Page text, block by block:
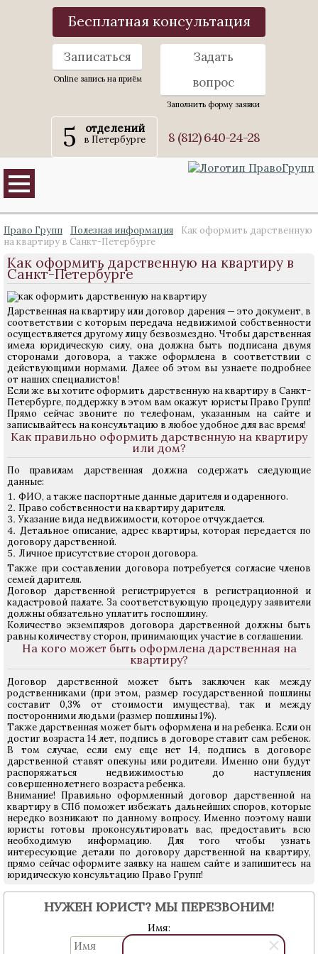
Бесплатная консультация
Записаться
Online запись на приём
Задать
вопрос
Заполнить форму заявки
5 отделений
в Петербурге 8 (812) 640-24-28
Право Групп Полезная информация
Как оформить дарственную
на квартиру в Санкт-Петербурге
Как оформить дарственную на квартиру в
Санкт-Петербурге
Дарственная на квартиру или договор дарения — это документ, в
соответствии с которым передача недвижимой собственности
осуществляется другому лицу безвозмездно. Чтобы дарственная
имела юридическую силу, она должна быть подписана двумя
сторонами договора, а также оформлена в соответствии с
действующими нормами. Далее об этом вы узнаете подробнее
от наших специалистов!
Если же вы хотите оформить дарственную на квартиру в Санкт-
Петербурге, поддержку в этом вам окажут юристы Право Групп!
Прямо сейчас звоните по телефонам, указанным на сайте и
записывайтесь на консультацию в любое удобное для вас время!
Как правильно оформить дарственную на квартиру
или дом?
По правилам дарственная должна содержать следующие
данные:
ФИО, а также паспортные данные дарителя и одаренного.
Право собственности на квартиру дарителя.
Указание вида недвижимости, которое отчуждается.
Детальное описание, адрес квартиры, которая передается по
договору дарственной.
Личное присутствие сторон договора.
Также при составлении договора потребуется согласие членов
семей дарителя.
Договор дарственной регистрируется в регистрационной и
кадастровой палате. За соответствующую процедуру заявители
должны обязательно уплатить госпошлину.
Количество экземпляров договора дарственной должны быть
равны количеству сторон, принимающих участие в соглашении.
На кого может быть оформлена дарственная на
квартиру?
Договор дарственной может быть заключен как между
родственниками (при этом, размер государственной пошлины
составит 0,3% от стоимости имущества), так и между
посторонними людьми (размер пошлины 1%).
Также дарственная может быть оформлена и на ребенка. Если он
достиг возраста 14 лет, подпись в договоре ставит сам ребенок.
В том случае, если ему еще нет 14, подпись в договоре
дарственной ставят опекуны или родители. Именно они будут
распоряжаться недвижимостью до наступления
совершеннолетнего возраста ребенка.
Внимание! Правильно оформленный договор дарственной на
квартиру в СПб поможет избежать дальнейших споров, которые
нередко возникают по данному вопросу. Именно поэтому наши
юристы готовы проконсультировать вас, предоставить всю
необходимую информацию. Для того чтобы узнать
интересующие детали по договору дарственной на квартиру,
прямо сейчас оформите заявку на нашем сайте и запишитесь на
юридическую консультацию Право Групп!
НУЖЕН ЮРИСТ? МЫ ПЕРЕЗВОНИМ!
Имя: